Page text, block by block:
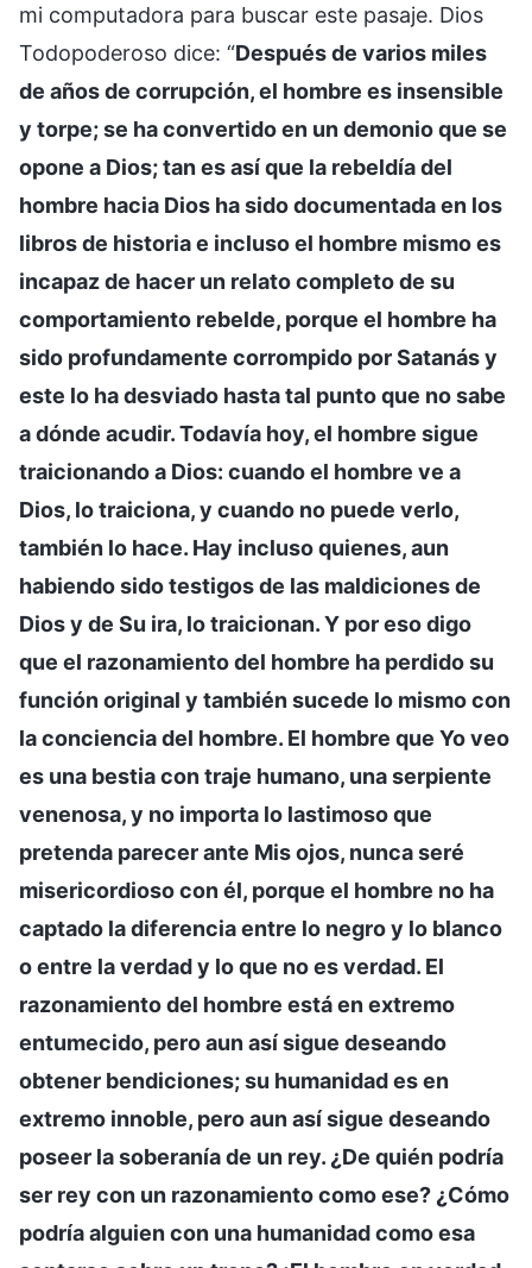
mi computadora para buscar este pasaje. Dios
Todopoderoso dice: “Después de varios miles
de años de corrupción, el hombre es insensible
y torpe; se ha convertido en un demonio que se
opone a Dios; tan es así que la rebeldía del
hombre hacia Dios ha sido documentada en los
libros de historia e incluso el hombre mismo es
incapaz de hacer un relato completo de su
comportamiento rebelde, porque el hombre ha
sido profundamente corrompido por Satanás y
este lo ha desviado hasta tal punto que no sabe
a dónde acudir. Todavía hoy, el hombre sigue
traicionando a Dios: cuando el hombre ve a
Dios, lo traiciona, y cuando no puede verlo,
también lo hace. Hay incluso quienes, aun
habiendo sido testigos de las maldiciones de
Dios y de Su ira, lo traicionan. Y por eso digo
que el razonamiento del hombre ha perdido su
función original y también sucede lo mismo con
la conciencia del hombre. El hombre que Yo veo
es una bestia con traje humano, una serpiente
venenosa, y no importa lo lastimoso que
pretenda parecer ante Mis ojos, nunca seré
misericordioso con él, porque el hombre no ha
captado la diferencia entre lo negro y lo blanco
o entre la verdad y lo que no es verdad. El
razonamiento del hombre está en extremo
entumecido, pero aun así sigue deseando
obtener bendiciones; su humanidad es en
extremo innoble, pero aun así sigue deseando
poseer la soberanía de un rey. ¿De quién podría
ser rey con un razonamiento como ese? ¿Cómo
podría alguien con una humanidad como esa